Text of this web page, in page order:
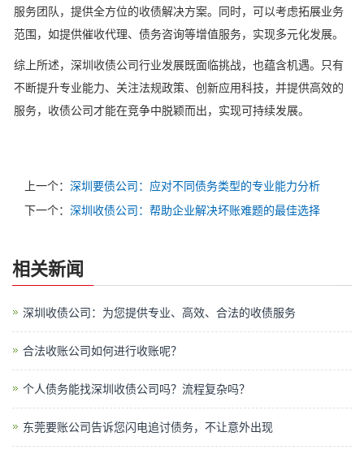
服务团队，提供全方位的收债解决方案。同时，可以考虑拓展业务
范围，如提供催收代理、债务咨询等增值服务，实现多元化发展。
综上所述，深圳收债公司行业发展既面临挑战，也蕴含机遇。只有
不断提升专业能力、关注法规政策、创新应用科技，并提供高效的
服务，收债公司才能在竞争中脱颖而出，实现可持续发展。
上一个： 深圳要债公司：应对不同债务类型的专业能力分析
下一个： 深圳收债公司：帮助企业解决坏账难题的最佳选择
相关新闻
深圳收债公司：为您提供专业、高效、合法的收债服务
合法收账公司如何进行收账呢？
个人债务能找深圳收债公司吗？流程复杂吗？
东莞要账公司告诉您闪电追讨债务，不让意外出现